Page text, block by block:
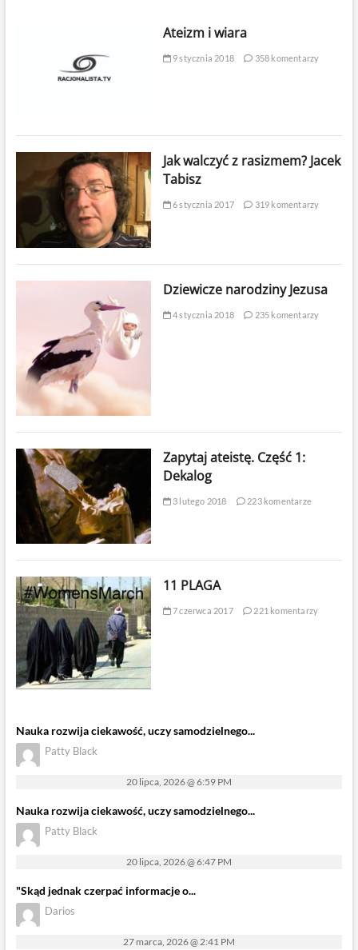
Ateizm i wiara
9 stycznia 2018 358 komentarzy
Jak walczyć z rasizmem? Jacek
Tabisz
6 stycznia 2017 319 komentarzy
Dziewicze narodziny Jezusa
4 stycznia 2018 235 komentarzy
Zapytaj ateistę. Część 1:
Dekalog
3 lutego 2018 223 komentarze
11 PLAGA
7 czerwca 2017 221 komentarzy
Nauka rozwija ciekawość, uczy samodzielnego...
Patty Black
20 lipca, 2026 @ 6:59 PM
Nauka rozwija ciekawość, uczy samodzielnego...
Patty Black
20 lipca, 2026 @ 6:47 PM
"Skąd jednak czerpać informacje o...
Darios
27 marca, 2026 @ 2:41 PM